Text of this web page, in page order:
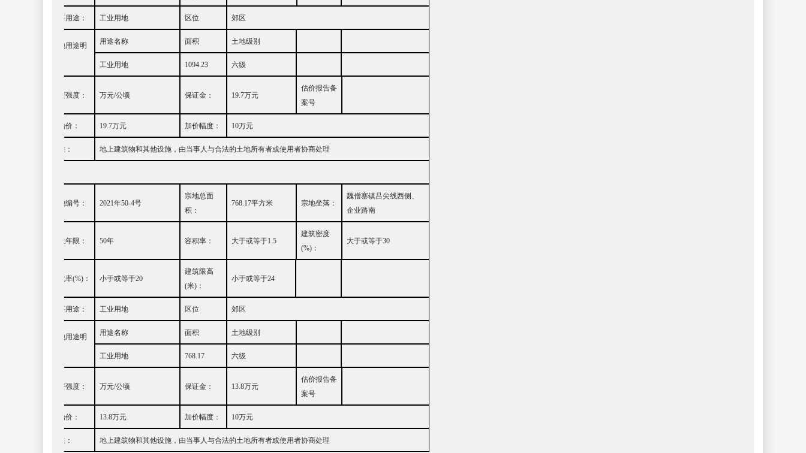
主要用途 ： 工业用地 区位 郊区
土地用途明
用途名称 面积 土地级别
工业用地 1094.23 六级
投资强度： 万元/公顷 保证金： 19.7万元
估价报告备
案号
起始价： 19.7万元 加价幅度： 10万元
备注： 地上建筑物和其他设施，由当事人与合法的土地所有者或使用者协商处理
宗地编号： 2021年50-4号
宗地总面
积：
768.17平方米 宗地坐落：
魏僧寨镇吕尖线西侧、
企业路南
出让年限： 50年 容积率： 大于或等于1.5
建筑密度
(%)：
大于或等于30
绿化率(%)： 小于或等于20
建筑限高
(米)：
小于或等于24
主要用途 ： 工业用地 区位 郊区
土地用途明
用途名称 面积 土地级别
工业用地 768.17 六级
投资强度： 万元/公顷 保证金： 13.8万元
估价报告备
案号
起始价： 13.8万元 加价幅度： 10万元
备注： 地上建筑物和其他设施，由当事人与合法的土地所有者或使用者协商处理